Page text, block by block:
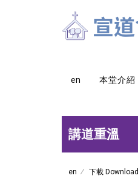
en 本堂介紹
講道重溫
en 下載 Download